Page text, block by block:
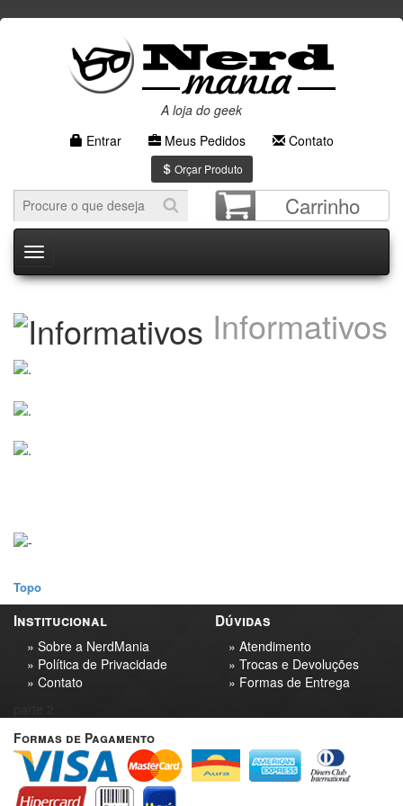
A loja do geek
Entrar
Meus Pedidos Contato
Orçar Produto
Carrinho
Menu
Informativos
Topo
Institucional
» Sobre a NerdMania
» Política de Privacidade
» Contato
Dúvidas
» Atendimento
» Trocas e Devoluções
» Formas de Entrega
Formas de Pagamento